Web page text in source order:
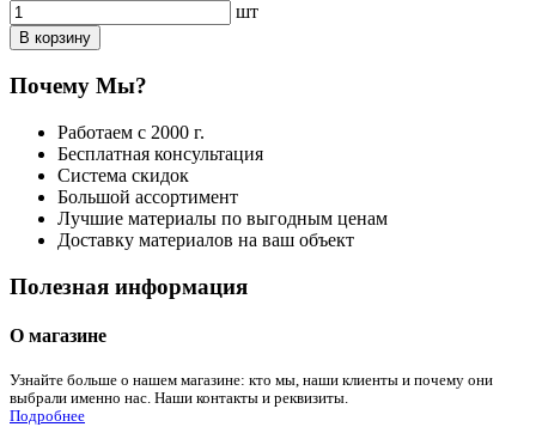
шт
В корзину
Почему Мы?
Работаем с 2000 г.
Бесплатная консультация
Система скидок
Большой ассортимент
Лучшие материалы по выгодным ценам
Доставку материалов на ваш объект
Полезная информация
О магазине
Узнайте больше о нашем магазине: кто мы, наши клиенты и почему они
выбрали именно нас. Наши контакты и реквизиты.
Подробнее